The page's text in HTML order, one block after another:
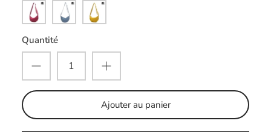
Bordeaux Bleu Jaune
Quantité
Ajouter au panier